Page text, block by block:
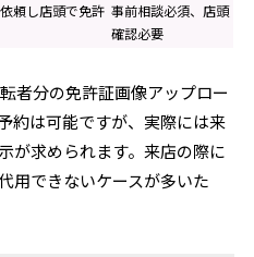
頼し店頭で免許 事前相談必須、店頭
確認必要
者分の免許証画像アップロー
約は可能ですが、実際には来
が求められます。来店の際に
用できないケースが多いた